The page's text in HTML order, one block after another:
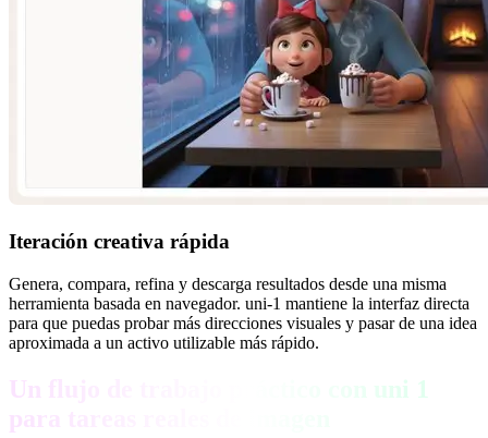
Iteración creativa rápida
Genera, compara, refina y descarga resultados desde una misma
herramienta basada en navegador. uni-1 mantiene la interfaz directa
para que puedas probar más direcciones visuales y pasar de una idea
aproximada a un activo utilizable más rápido.
Un flujo de trabajo práctico con uni 1
para tareas reales de imagen